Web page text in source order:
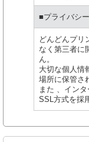
■プライバシ
どんどんプリ
なく第三者に
ん。
大切な個人情
場所に保管さ
また 、イン
SSL方式を採